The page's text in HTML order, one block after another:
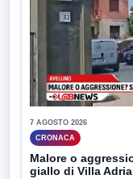
7 AGOSTO 2026
CRONACA
Malore o
giallo di Villa